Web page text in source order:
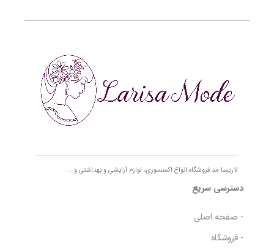
لاریسا مد فروشگاه انواع اکسسوری، لوازم آرایشی و بهداشتی و … .
دسترسی سریع
- صفحه اصلی
- فروشگاه